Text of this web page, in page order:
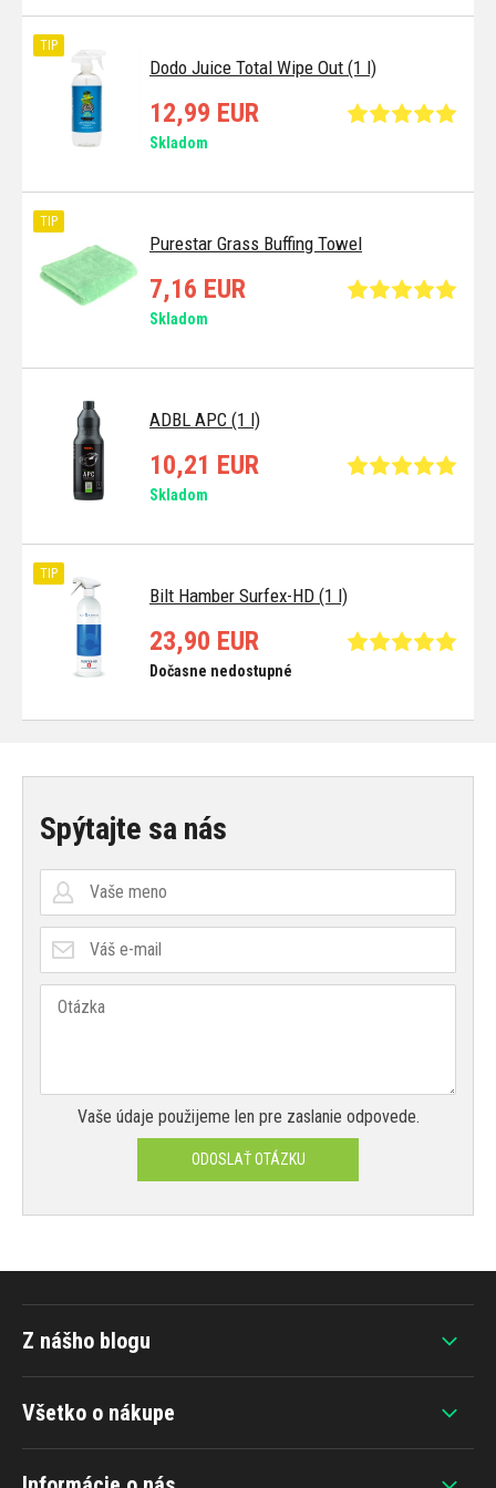
Dodo Juice Total Wipe Out (1 l)
TIP
12,99 EUR
Skladom
Purestar Grass Buffing Towel
TIP
7,16 EUR
Skladom
ADBL APC (1 l)
10,21 EUR
Skladom
Bilt Hamber Surfex-HD (1 l)
TIP
23,90 EUR
Dočasne nedostupné
Spýtajte sa nás
Vaše údaje použijeme len pre zaslanie odpovede.
ODOSLAŤ OTÁZKU
Všetko o nákupe
Z nášho blogu